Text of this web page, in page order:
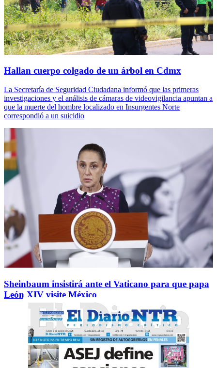
Hallan cuerpo colgado de un árbol en Cdmx
La Secretaría de Seguridad Ciudadana informó que las primeras
investigaciones y el análisis de cámaras de videovigilancia apuntan a
que la muerte del hombre localizado en Insurgentes Norte
correspondió a un suicidio
Sheinbaum insistirá ante el Vaticano para que papa
León XIV visite México